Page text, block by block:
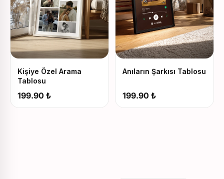
Kişiye Özel Arama
Tablosu
199.90 ₺
Anıların Şarkısı Tablosu
199.90 ₺